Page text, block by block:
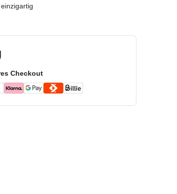
Checkout